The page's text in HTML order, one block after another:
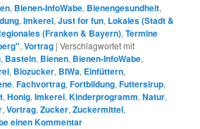
, Bienen-InfoWabe, Bienengesundheit,
,Imkerei,Just for fun, Lokales (Stadt &
(Franken & Bayern),Termine
,Vortrag |Verschlagwortet mit
, Basteln, Bienen, Bienen-InfoWabe,
, Biozucker, BIWa, Einfüttern,
,Fachvortrag,Fortbildung,Futtersirup,
,Honig,Imkerei,Kinderprogramm,Natur,
,Vortrag,Zucker,Zuckermittel,
einen Kommentar